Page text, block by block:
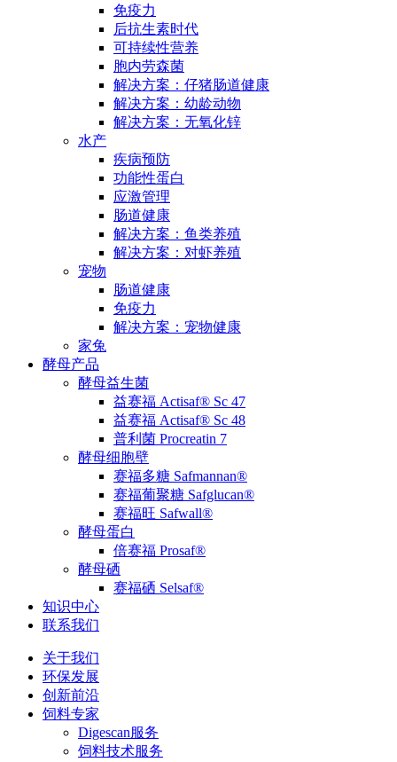
免疫力
后抗生素时代
可持续性营养
胞内劳森菌
解决方案：仔猪肠道健康
解决方案：幼龄动物
解决方案：无氧化锌
水产
疾病预防
功能性蛋白
应激管理
肠道健康
解决方案：鱼类养殖
解决方案：对虾养殖
宠物
肠道健康
免疫力
解决方案：宠物健康
家兔
酵母产品
酵母益生菌
益赛福 Actisaf® Sc 47
益赛福 Actisaf® Sc 48
普利菌 Procreatin 7
酵母细胞壁
赛福多糖 Safmannan®
赛福葡聚糖 Safglucan®
赛福旺 Safwall®
酵母蛋白
倍赛福 Prosaf®
酵母硒
赛福硒 Selsaf®
知识中心
联系我们
关于我们
环保发展
创新前沿
饲料专家
Digescan服务
饲料技术服务